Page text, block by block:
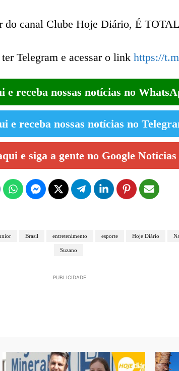
do canal Clube Hoje Diário, É
Telegram e acessar o link https://
e receba nossas notícias no
e receba nossas notícias no
e siga a gente no Google Notícias
Brasil entretenimento esporte Hoje Diário
Suzano
PUBLICIDADE